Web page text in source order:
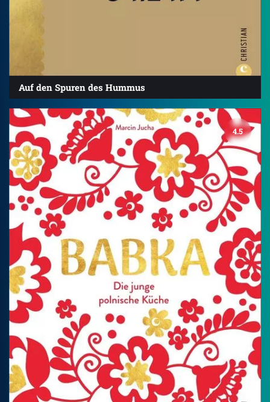
Auf den Spuren des Hummus
4.5